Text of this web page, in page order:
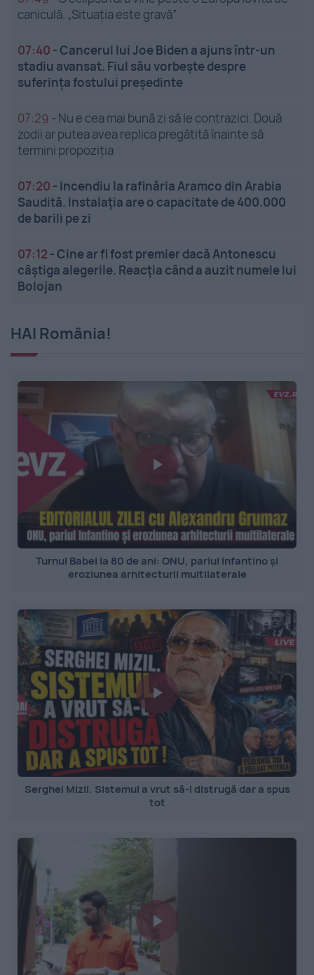
caniculă. „Situația este gravă”
07:40 -Cancerul lui Joe Biden a ajuns într-un
stadiu avansat. Fiul său vorbește despre
suferința fostului președinte
07:29 - Nu e cea mai bună zi să le contrazici. Două
zodii ar putea avea replica pregătită înainte să
termini propoziția
07:20 - Incendiu la rafinăria Aramco din Arabia
Saudită. Instalația are o capacitate de 400.000
de barili pe zi
07:12 -Cine ar fi fost premier dacă Antonescu
câștiga alegerile. Reacția când a auzit numele lui
Bolojan
HAI România!
Turnul Babel la 80 de ani: ONU, pariul Infantino și
eroziunea arhitecturii multilaterale
Serghei Mizil. Sistemul a vrut să-l distrugă dar a spus
tot